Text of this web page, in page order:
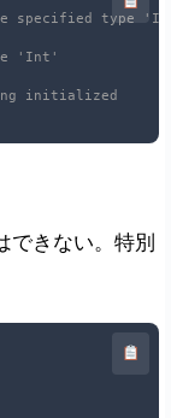
specified type
'Int'
initialized
できない。特別